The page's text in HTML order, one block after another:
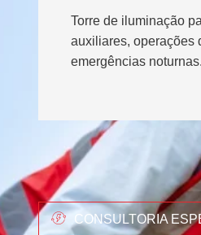
Torre de iluminação
auxiliares, operações
emergências noturnas.
CONSULTORIA